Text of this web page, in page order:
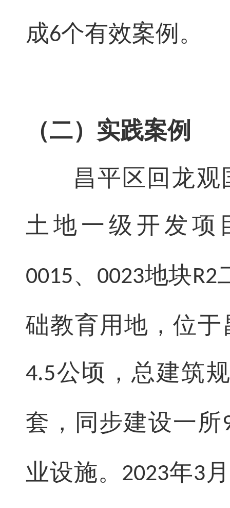
成6个有效案例。
（二）实践案例
昌平区回龙
土地一级开发项
0015、 0023地块R2
础教育用地，位
4.5公顷，总建筑
套，同步建设一所
业设施。 2023年3 月